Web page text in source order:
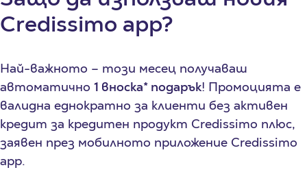
Credissimo app?
Най-важното – този месец получаваш
автоматично 1 вноска* подарък! Промоцията е
валидна еднократно за клиенти без активен
кредит за кредитен продукт Credissimo плюс,
заявен през мобилното приложение Credissimo
app.